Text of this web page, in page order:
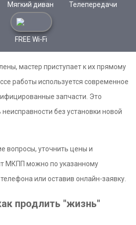
Мягкий диван Телепередачи
FREE Wi-Fi
мастер приступает к их прямому
работы используется современное
запчасти. Это
без установки новой
вопросы, уточнить цены и
МКПП можно по указанному
или оставив онлайн-заявку.
продлить "жизнь"